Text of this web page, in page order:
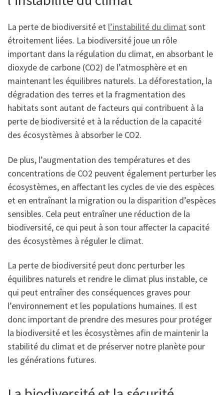
La perte de biodiversité et l’instabilité du climat sont
étroitement liées. La biodiversité joue un rôle
important dans la régulation du climat, en absorbant le
dioxyde de carbone (CO2) de l’atmosphère et en
maintenant les équilibres naturels. La déforestation, la
dégradation des terres et la fragmentation des
habitats sont autant de facteurs qui contribuent à la
perte de biodiversité et à la réduction de la capacité
des écosystèmes à absorber le CO2.
De plus, l’augmentation des températures et des
concentrations de CO2 peuvent également perturber les
écosystèmes, en affectant les cycles de vie des espèces
et en entraînant la migration ou la disparition d’espèces
sensibles. Cela peut entraîner une réduction de la
biodiversité, ce qui peut à son tour affecter la capacité
des écosystèmes à réguler le climat.
La perte de biodiversité peut donc perturber les
équilibres naturels et rendre le climat plus instable, ce
qui peut entraîner des conséquences graves pour
l’environnement et les populations humaines. Il est
donc important de prendre des mesures pour protéger
la biodiversité et les écosystèmes afin de maintenir la
stabilité du climat et de préserver notre planète pour
les générations futures.